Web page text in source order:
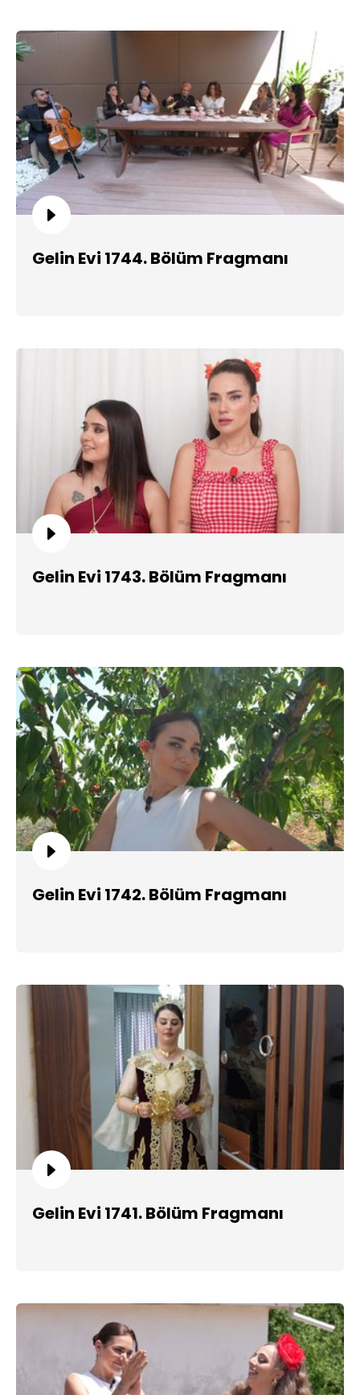
Gelin Evi 1744. Bölüm Fragmanı
Gelin Evi 1743. Bölüm Fragmanı
Gelin Evi 1742. Bölüm Fragmanı
Gelin Evi 1741. Bölüm Fragmanı